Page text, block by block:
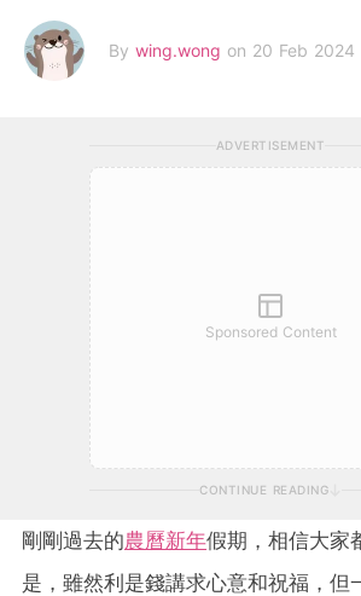
By wing.wong on 20 Feb 2024
ADVERTISEMENT
Sponsored Content
CONTINUE READING
剛剛過去的農曆新年假期，相信大家
是，雖然利是錢講求心意和祝福，但